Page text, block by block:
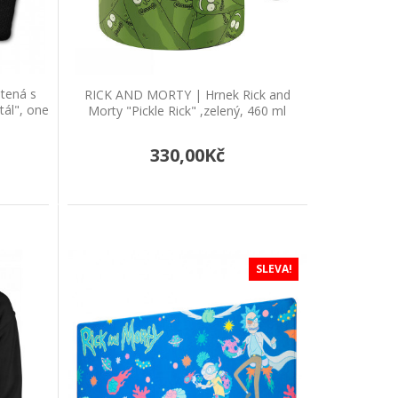
one sizeČerná pletená čepice s nášivkou, na
"Pickle Rick" ,zelený, 460 ml
- Spaceship, měnící vzhled 460 ml
licencovaný produkt. Hrnek pro fanoušky ..
s
one
RICK AND MORTY | Hrnek Rick and
Morty "Pickle Rick" ,zelený, 460 ml
330,00Kč
SLEVA!